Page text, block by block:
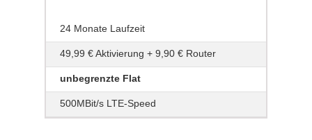
24 Monate Laufzeit
49,99 € Aktivierung + 9,90 € Router
unbegrenzte Flat
500MBit/s LTE-Speed